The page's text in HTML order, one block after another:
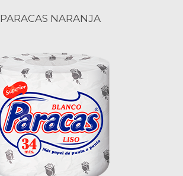
PARACAS NARANJA